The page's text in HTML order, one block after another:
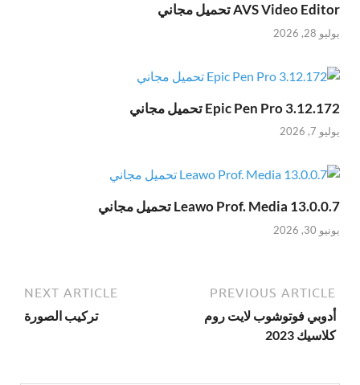
AVS Video Editor تحميل مجاني
يوليو 28, 2026
Epic Pen Pro 3.12.172 تحميل مجاني
يوليو 7, 2026
Leawo Prof. Media 13.0.0.7 تحميل مجاني
يونيو 30, 2026
PREVIOUS ARTICLE
أدوبي فوتوشوب لايت روم
كلاسيك 2023
NEXT ARTICLE
تركيب الصورة